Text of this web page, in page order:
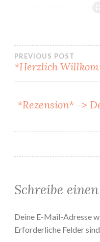
PREVIOUS POST
*Herzlich
*Rezension* ->
Schreibe
Deine E-Mail-Adresse
Erforderliche Felder